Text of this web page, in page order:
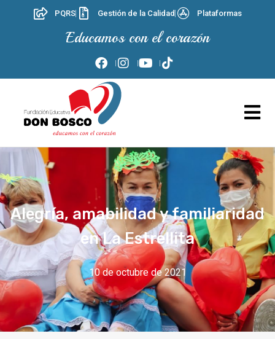
PQRS Gestión de la Calidad Plataformas
Educamos con el corazón
Alegría, amabilidad y familiaridad
en La Estrellita
10 de octubre de 2021